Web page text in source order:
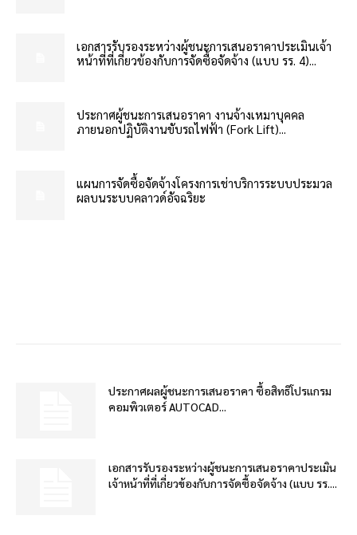
เอกสารรับรองระหว่างผู้ชนะการเสนอราคาประเมินเจ้า
หน้าที่ที่เกี่ยวข้องกับการจัดซื้อจัดจ้าง (แบบ รร. 4)...
ประกาศผู้ชนะการเสนอราคา งานจ้างเหมาบุคคล
ภายนอกปฏิบัติงานขับรถไฟฟ้า (Fork Lift)...
แผนการจัดซื้อจัดจ้างโครงการเช่าบริการระบบประมวล
ผลบนระบบคลาวด์อัจฉริยะ
ประกาศผลผู้ชนะการเสนอราคา ซื้อสิทธิโปรแกรม
คอมพิวเตอร์ AUTOCAD...
เอกสารรับรองระหว่างผู้ชนะการเสนอราคาประเมิน
เจ้าหน้าที่ที่เกี่ยวข้องกับการจัดซื้อจัดจ้าง (แบบ รร....